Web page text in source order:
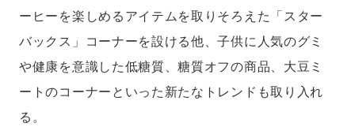
ーヒーを楽しめるアイテムを取りそろえた「スター
バックス」コーナーを設ける他、子供に人気のグミ
や健康を意識した低糖質、糖質オフの商品、大豆ミ
ートのコーナーといった新たなトレンドも取り入れ
る。